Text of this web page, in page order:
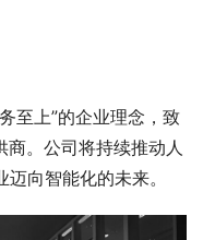
至上”的企业理念，致
商。公司将持续推动人
向智能化的未来。